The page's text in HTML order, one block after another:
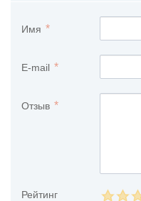
Имя
E-mail
Отзыв
Рейтинг